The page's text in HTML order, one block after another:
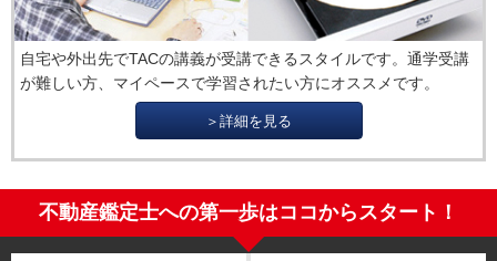
自宅や外出先でTACの講義が受講できるスタイルです。通学受講
が難しい方、マイペースで学習されたい方にオススメです。
＞詳細を見る
不動産鑑定士への第一歩はココからスタート！